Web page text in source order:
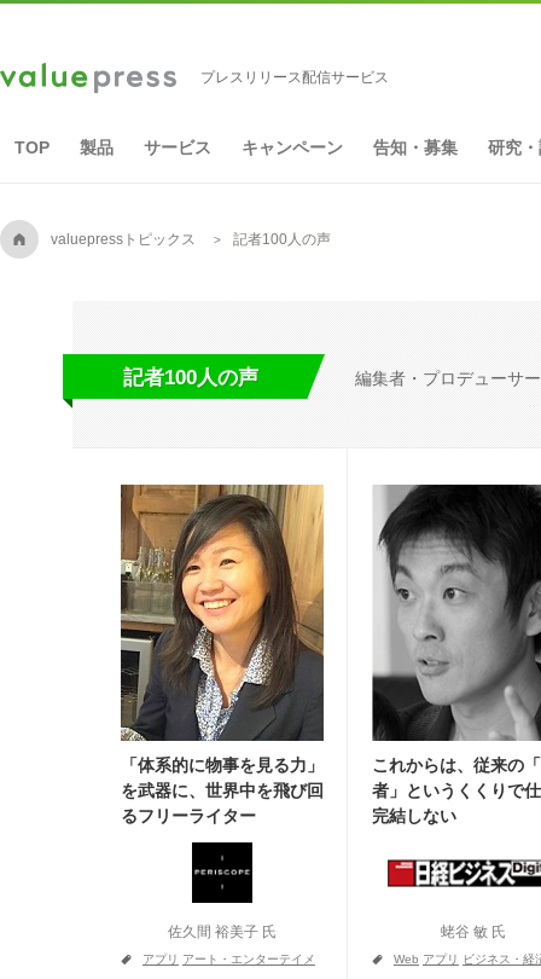
プレスリリース配信サービス
TOP 製品 サービス キャンペーン 告知・募集 研究
A valuepressトピックス 記者100人の声
記者100人の声 編集者・プロデューサ
「体系的に物事を見る力」
を武器に、世界中を飛び回
るフリーライター
佐久間 裕美子 氏
a アプリ アート・エンターテイメ
これからは、従来の
者」というくくりで
完結しない
蛯谷 敏 氏
a Web アプリ
ビジネス・経